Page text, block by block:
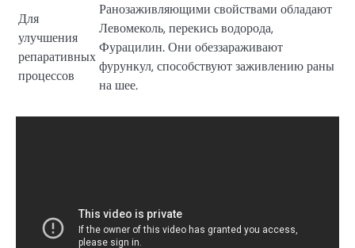
Для
улучшения
репаративных
процессов
Ранозаживляющими свойствами обладают
Левомеколь, перекись водорода,
Фурацилин. Они обеззараживают
фурункул, способствуют заживлению раны
на шее.